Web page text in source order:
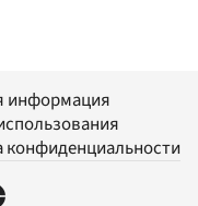
информация
конфиденциальности